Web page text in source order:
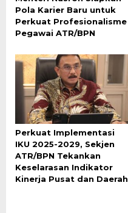
Pola Karier Baru untuk
Perkuat Profesionalisme
Pegawai ATR/BPN
Perkuat Implementasi
IKU 2025-2029, Sekjen
ATR/BPN Tekankan
Keselarasan Indikator
Kinerja Pusat dan Daerah